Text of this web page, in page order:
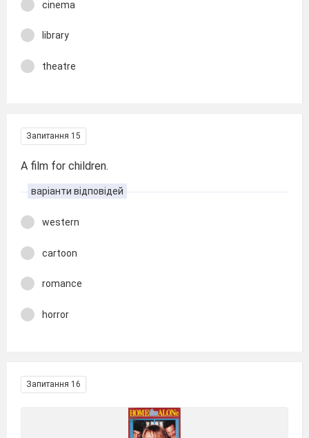
cinema
library
theatre
Запитання 15
A film for children.
варіанти відповідей
western
cartoon
romance
horror
Запитання 16